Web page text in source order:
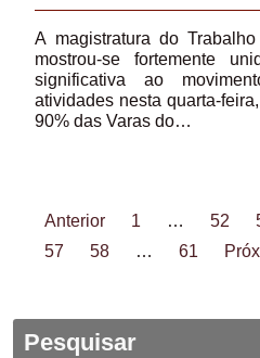
A magistratura do
mostrou-se fortemente
significativa ao
atividades nesta quarta-
90% das Varas do…
Anterior 1 … 52
57
58 … 61
Pesquisar